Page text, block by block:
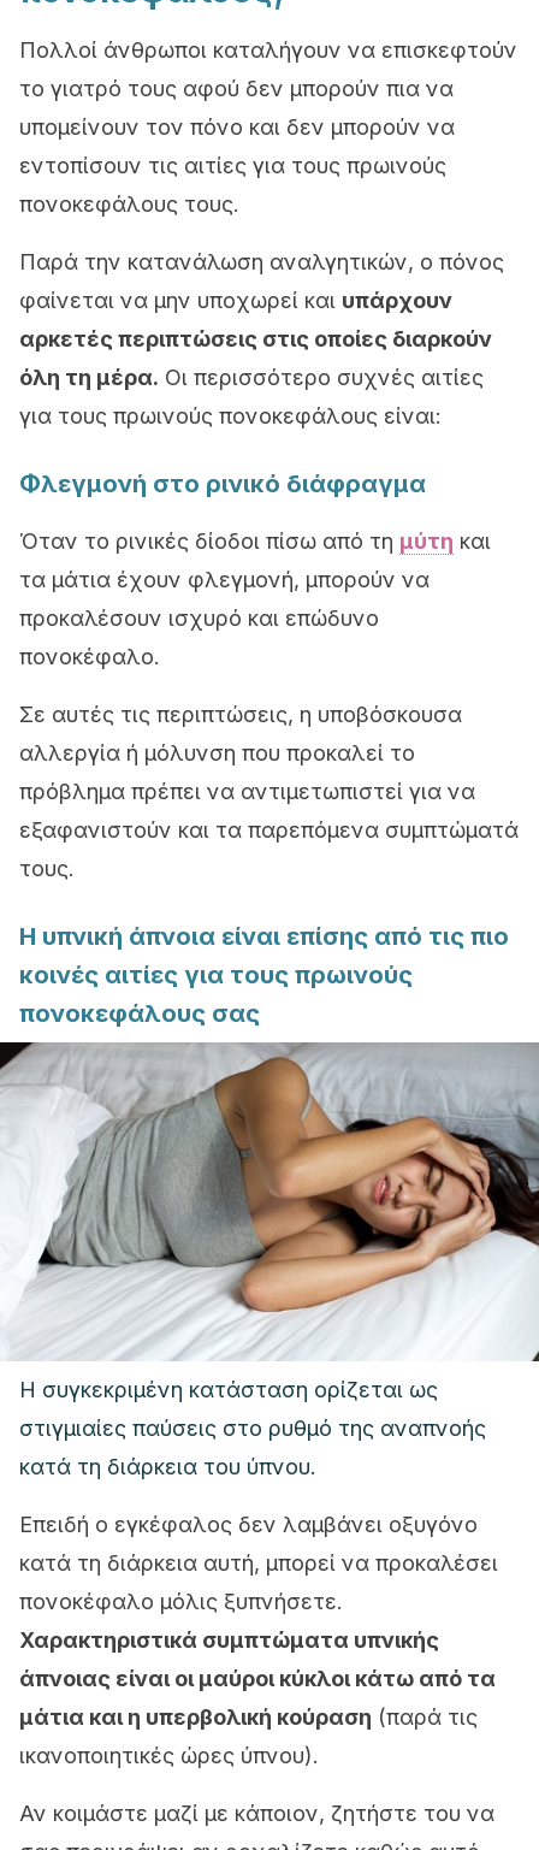
Πολλοί άνθρωποι καταλήγουν να επισκεφτούν
το γιατρό τους αφού δεν μπορούν πια να
υπομείνουν τον πόνο και δεν μπορούν να
εντοπίσουν τις αιτίες για τους πρωινούς
πονοκεφάλους τους.
Παρά την κατανάλωση αναλγητικών, ο πόνος
φαίνεται να μην υποχωρεί και υπάρχουν
αρκετές περιπτώσεις στις οποίες διαρκούν
όλη τη μέρα. Οι περισσότερο συχνές αιτίες
για τους πρωινούς πονοκεφάλους είναι:
Φλεγμονή στο ρινικό διάφραγμα
Όταν το ρινικές δίοδοι πίσω από τη μύτη και
τα μάτια έχουν φλεγμονή, μπορούν να
προκαλέσουν ισχυρό και επώδυνο
πονοκέφαλο.
Σε αυτές τις περιπτώσεις, η υποβόσκουσα
αλλεργία ή μόλυνση που προκαλεί το
πρόβλημα πρέπει να αντιμετωπιστεί για να
εξαφανιστούν και τα παρεπόμενα συμπτώματά
τους.
Η υπνική άπνοια είναι επίσης από τις πιο
κοινές αιτίες για τους πρωινούς
πονοκεφάλους σας
Η συγκεκριμένη κατάσταση ορίζεται ως
στιγμιαίες παύσεις στο ρυθμό της αναπνοής
κατά τη διάρκεια του ύπνου.
Επειδή ο εγκέφαλος δεν λαμβάνει οξυγόνο
κατά τη διάρκεια αυτή, μπορεί να προκαλέσει
πονοκέφαλο μόλις ξυπνήσετε.
Χαρακτηριστικά συμπτώματα υπνικής
άπνοιας είναι οι μαύροι κύκλοι κάτω από τα
μάτια και η υπερβολική κούραση (παρά τις
ικανοποιητικές ώρες ύπνου).
Αν κοιμάστε μαζί με κάποιον, ζητήστε του να